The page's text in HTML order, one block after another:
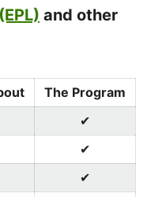
and other
The Program
✔
✔
✔